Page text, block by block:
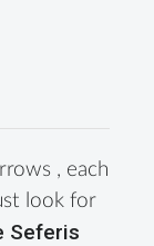
, each
look for
Seferis